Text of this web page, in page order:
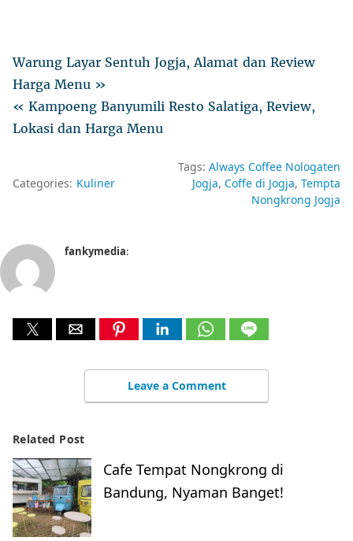
Warung Layar Sentuh Jogja, Alamat dan Review
Harga Menu »
« Kampoeng Banyumili Resto Salatiga, Review,
Lokasi dan Harga Menu
Categories: Kuliner
Tags: Always Coffee Nologaten
Jogja Coffe di Jogja Tempta
Nongkrong Jogja
fankymedia:
Leave a Comment
Related Post
Cafe Tempat Nongkrong di
Bandung, Nyaman Banget!